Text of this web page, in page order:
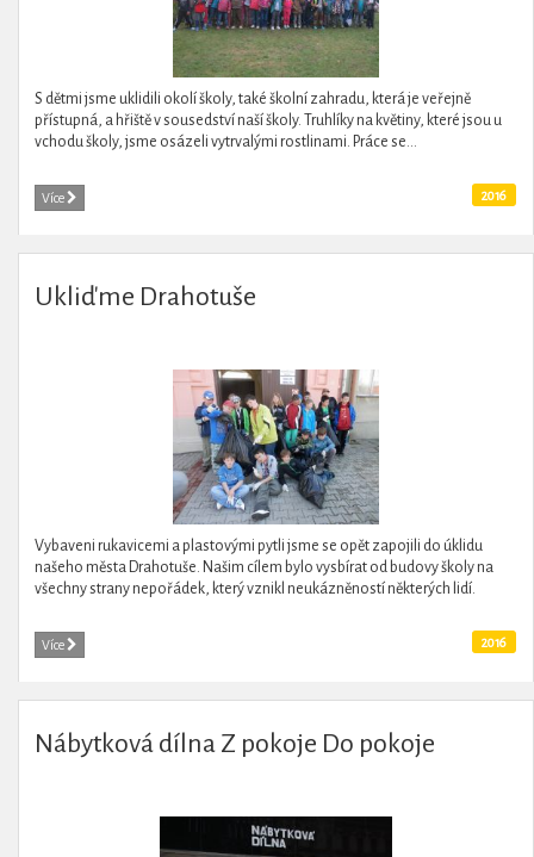
S dětmi jsme uklidili okolí školy, také školní zahradu, která je veřejně
přístupná, a hřiště v sousedství naší školy. Truhlíky na květiny, které jsou u
vchodu školy, jsme osázeli vytrvalými rostlinami. Práce se...
Více 2016
Ukliďme Drahotuše
Vybaveni rukavicemi a plastovými pytli jsme se opět zapojili do úklidu
našeho města Drahotuše. Našim cílem bylo vysbírat od budovy školy na
všechny strany nepořádek, který vznikl neukázněností některých lidí.
Více 2016
Nábytková dílna Z pokoje Do pokoje